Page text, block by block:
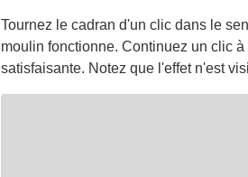
Tournez le cadran d'un clic dans le
moulin fonctionne. Continuez un clic
satisfaisante. Notez que l'effet n'est